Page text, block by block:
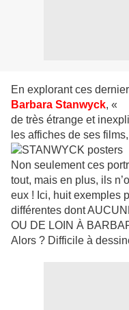
En explorant ces
Barbara Stanwyck, «
de très étrange et
les affiches de ses
Non seulement ces
tout, mais en plus, ils
eux ! Ici, huit exemples
différentes dont
OU DE LOIN À
Alors ? Difficile à